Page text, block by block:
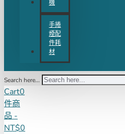
機
手捲
煙配
件耗
材
Search here...
Cart0
件商
品 -
NT$0